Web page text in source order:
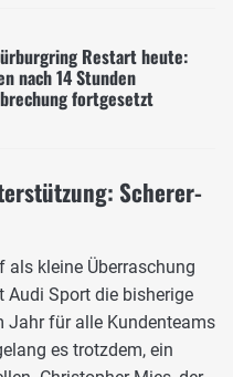
Restart heute:
nach 14 Stunden
fortgesetzt
Scherer-
als kleine Überraschung
Audi Sport die bisherige
Jahr für alle Kundenteams
es trotzdem, ein